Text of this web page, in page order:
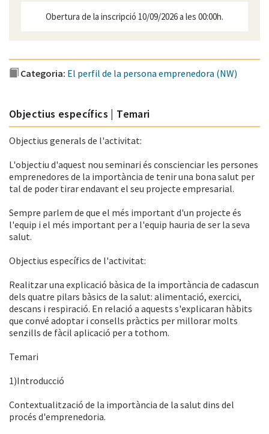
Obertura de la inscripció 10/09/2026 a les 00:00h.
Categoria: El perfil de la persona emprenedora (NW)
Objectius específics | Temari
Objectius generals de l'activitat:
L'objectiu d'aquest nou seminari és conscienciar les persones
emprenedores de la importància de tenir una bona salut per
tal de poder tirar endavant el seu projecte empresarial.
Sempre parlem de que el més important d'un projecte és
l'equip i el més important per a l'equip hauria de ser la seva
salut.
Objectius específics de l'activitat:
Realitzar una explicació bàsica de la importància de cadascun
dels quatre pilars bàsics de la salut: alimentació, exercici,
descans i respiració. En relació a aquests s'explicaran hàbits
que convé adoptar i consells pràctics per millorar molts
senzills de fàcil aplicació per a tothom.
Temari
1)Introducció
Contextualització de la importància de la salut dins del
procés d'emprenedoria.